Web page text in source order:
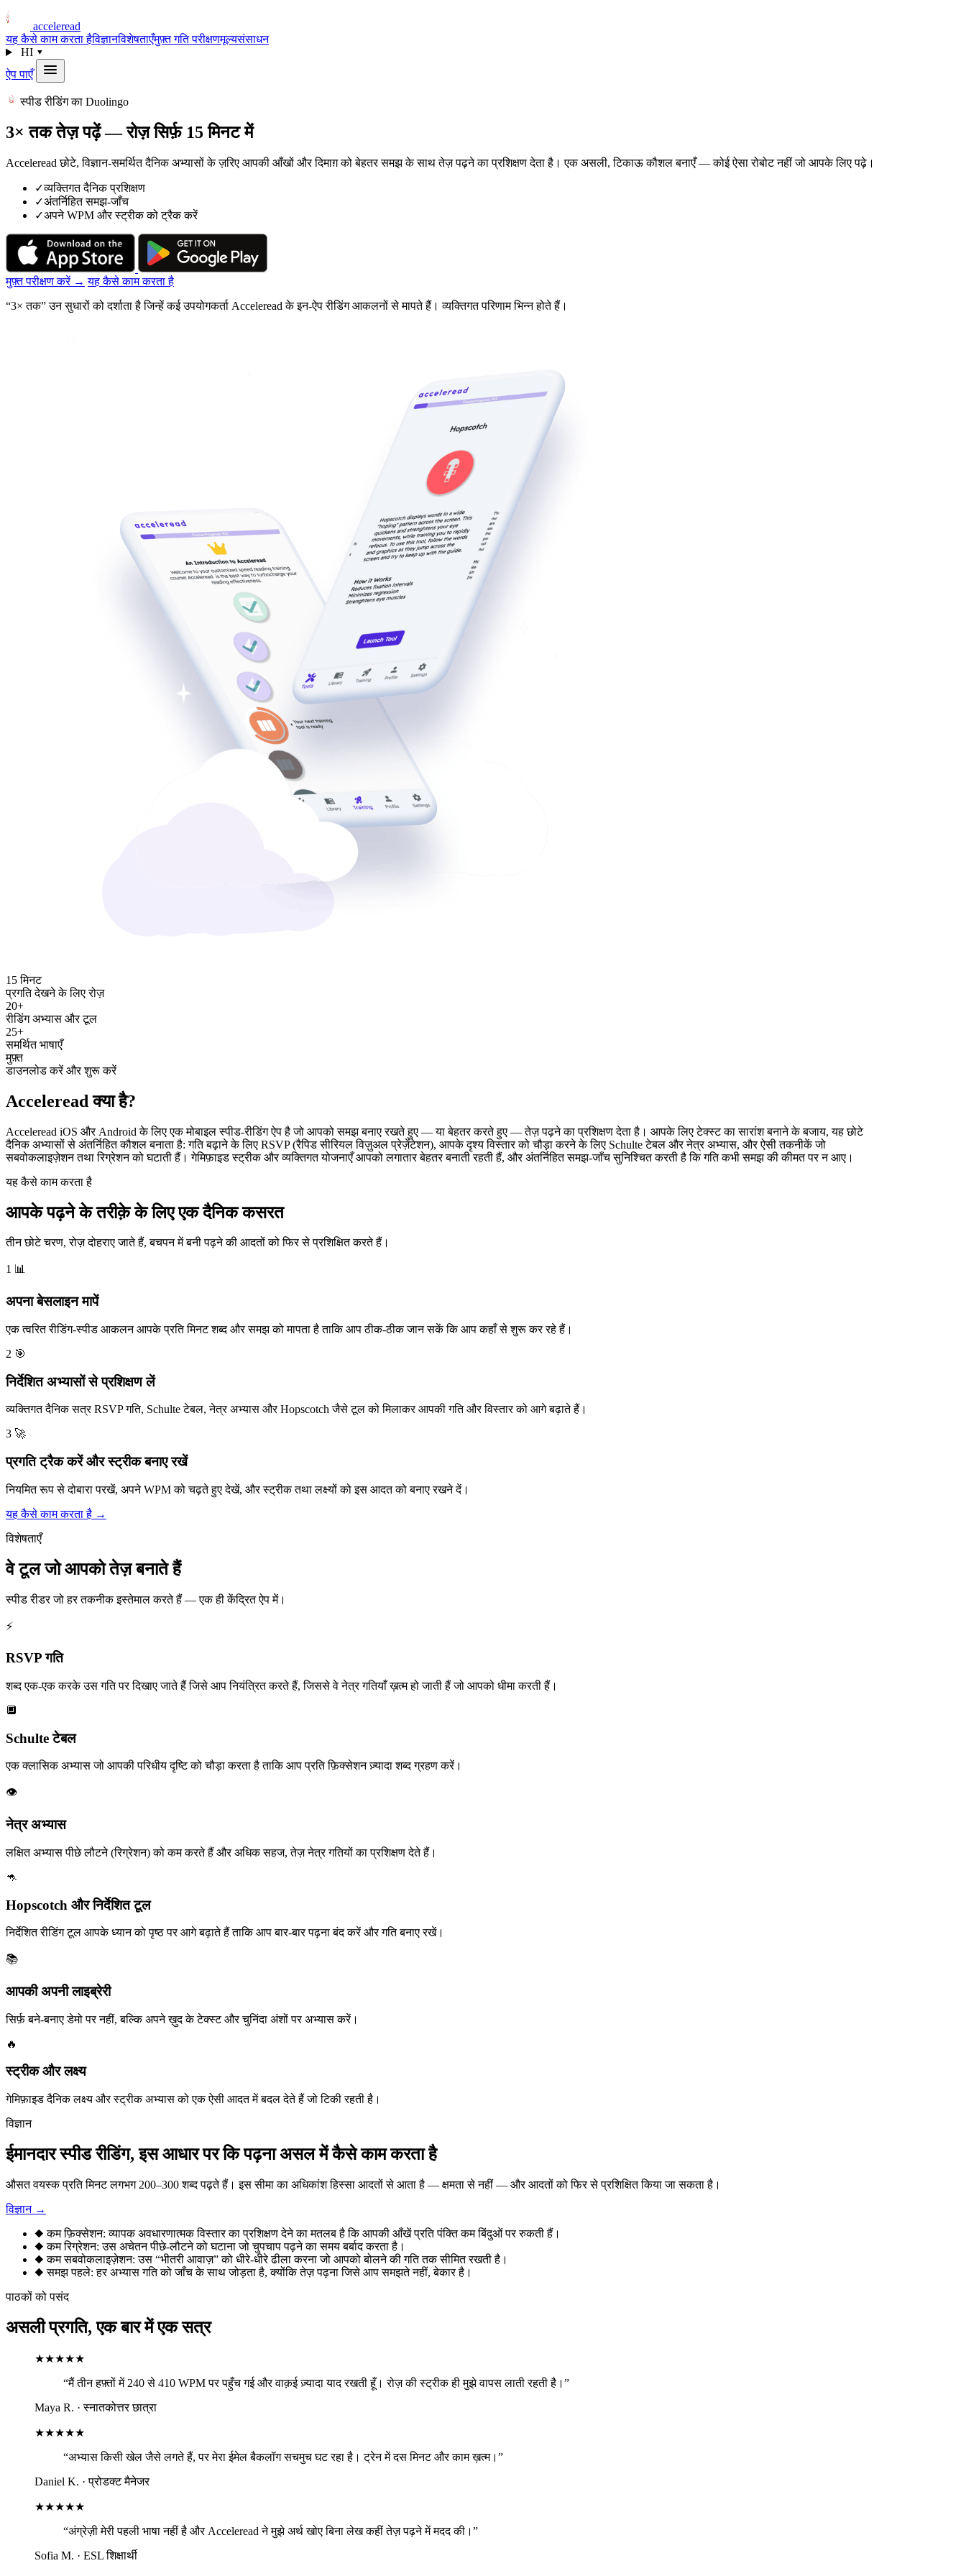
acceleread
यह कैसे काम करता हैविज्ञानविशेषताएँमुफ़्त गति परीक्षणमूल्यसंसाधन
HI ▾
ऐप पाएँ
स्पीड रीडिंग का Duolingo
3× तक तेज़ पढ़ें — रोज़ सिर्फ़ 15 मिनट में
Acceleread छोटे, विज्ञान-समर्थित दैनिक अभ्यासों के ज़रिए आपकी आँखों और दिमाग़ को बेहतर समझ के साथ तेज़ पढ़ने का प्रशिक्षण देता है। एक असली, टिकाऊ कौशल बनाएँ — कोई ऐसा रोबोट नहीं जो आपके लिए पढ़े।
✓व्यक्तिगत दैनिक प्रशिक्षण
✓अंतर्निहित समझ-जाँच
✓अपने WPM और स्ट्रीक को ट्रैक करें
मुफ़्त परीक्षण करें → यह कैसे काम करता है
“3× तक” उन सुधारों को दर्शाता है जिन्हें कई उपयोगकर्ता Acceleread के इन-ऐप रीडिंग आकलनों से मापते हैं। व्यक्तिगत परिणाम भिन्न होते हैं।
15 मिनट
प्रगति देखने के लिए रोज़
20+
रीडिंग अभ्यास और टूल
25+
समर्थित भाषाएँ
मुफ़्त
डाउनलोड करें और शुरू करें
Acceleread क्या है?
Acceleread iOS और Android के लिए एक मोबाइल स्पीड-रीडिंग ऐप है जो आपको समझ बनाए रखते हुए — या बेहतर करते हुए — तेज़ पढ़ने का प्रशिक्षण देता है। आपके लिए टेक्स्ट का सारांश बनाने के बजाय, यह छोटे
दैनिक अभ्यासों से अंतर्निहित कौशल बनाता है: गति बढ़ाने के लिए RSVP (रैपिड सीरियल विज़ुअल प्रेज़ेंटेशन), आपके दृश्य विस्तार को चौड़ा करने के लिए Schulte टेबल और नेत्र अभ्यास, और ऐसी तकनीकें जो
सबवोकलाइज़ेशन तथा रिग्रेशन को घटाती हैं। गेमिफ़ाइड स्ट्रीक और व्यक्तिगत योजनाएँ आपको लगातार बेहतर बनाती रहती हैं, और अंतर्निहित समझ-जाँच सुनिश्चित करती है कि गति कभी समझ की कीमत पर न आए।
यह कैसे काम करता है
आपके पढ़ने के तरीक़े के लिए एक दैनिक कसरत
तीन छोटे चरण, रोज़ दोहराए जाते हैं, बचपन में बनी पढ़ने की आदतों को फिर से प्रशिक्षित करते हैं।
1 📊
अपना बेसलाइन मापें
एक त्वरित रीडिंग-स्पीड आकलन आपके प्रति मिनट शब्द और समझ को मापता है ताकि आप ठीक-ठीक जान सकें कि आप कहाँ से शुरू कर रहे हैं।
2 🎯
निर्देशित अभ्यासों से प्रशिक्षण लें
व्यक्तिगत दैनिक सत्र RSVP गति, Schulte टेबल, नेत्र अभ्यास और Hopscotch जैसे टूल को मिलाकर आपकी गति और विस्तार को आगे बढ़ाते हैं।
3 🚀
प्रगति ट्रैक करें और स्ट्रीक बनाए रखें
नियमित रूप से दोबारा परखें, अपने WPM को चढ़ते हुए देखें, और स्ट्रीक तथा लक्ष्यों को इस आदत को बनाए रखने दें।
यह कैसे काम करता है →
विशेषताएँ
वे टूल जो आपको तेज़ बनाते हैं
स्पीड रीडर जो हर तकनीक इस्तेमाल करते हैं — एक ही केंद्रित ऐप में।
⚡
RSVP गति
शब्द एक-एक करके उस गति पर दिखाए जाते हैं जिसे आप नियंत्रित करते हैं, जिससे वे नेत्र गतियाँ ख़त्म हो जाती हैं जो आपको धीमा करती हैं।
🔲
Schulte टेबल
एक क्लासिक अभ्यास जो आपकी परिधीय दृष्टि को चौड़ा करता है ताकि आप प्रति फ़िक्सेशन ज़्यादा शब्द ग्रहण करें।
👁️
नेत्र अभ्यास
लक्षित अभ्यास पीछे लौटने (रिग्रेशन) को कम करते हैं और अधिक सहज, तेज़ नेत्र गतियों का प्रशिक्षण देते हैं।
🦘
Hopscotch और निर्देशित टूल
निर्देशित रीडिंग टूल आपके ध्यान को पृष्ठ पर आगे बढ़ाते हैं ताकि आप बार-बार पढ़ना बंद करें और गति बनाए रखें।
📚
आपकी अपनी लाइब्रेरी
सिर्फ़ बने-बनाए डेमो पर नहीं, बल्कि अपने ख़ुद के टेक्स्ट और चुनिंदा अंशों पर अभ्यास करें।
🔥
स्ट्रीक और लक्ष्य
गेमिफ़ाइड दैनिक लक्ष्य और स्ट्रीक अभ्यास को एक ऐसी आदत में बदल देते हैं जो टिकी रहती है।
विज्ञान
ईमानदार स्पीड रीडिंग, इस आधार पर कि पढ़ना असल में कैसे काम करता है
औसत वयस्क प्रति मिनट लगभग 200–300 शब्द पढ़ते हैं। इस सीमा का अधिकांश हिस्सा आदतों से आता है — क्षमता से नहीं — और आदतों को फिर से प्रशिक्षित किया जा सकता है।
विज्ञान →
◆ कम फ़िक्सेशन: व्यापक अवधारणात्मक विस्तार का प्रशिक्षण देने का मतलब है कि आपकी आँखें प्रति पंक्ति कम बिंदुओं पर रुकती हैं।
◆ कम रिग्रेशन: उस अचेतन पीछे-लौटने को घटाना जो चुपचाप पढ़ने का समय बर्बाद करता है।
◆ कम सबवोकलाइज़ेशन: उस “भीतरी आवाज़” को धीरे-धीरे ढीला करना जो आपको बोलने की गति तक सीमित रखती है।
◆ समझ पहले: हर अभ्यास गति को जाँच के साथ जोड़ता है, क्योंकि तेज़ पढ़ना जिसे आप समझते नहीं, बेकार है।
पाठकों को पसंद
असली प्रगति, एक बार में एक सत्र
★★★★★
“मैं तीन हफ़्तों में 240 से 410 WPM पर पहुँच गई और वाक़ई ज़्यादा याद रखती हूँ। रोज़ की स्ट्रीक ही मुझे वापस लाती रहती है।”
Maya R. ·स्नातकोत्तर छात्रा
★★★★★
“अभ्यास किसी खेल जैसे लगते हैं, पर मेरा ईमेल बैकलॉग सचमुच घट रहा है। ट्रेन में दस मिनट और काम ख़त्म।”
Daniel K. ·प्रोडक्ट मैनेजर
★★★★★
“अंग्रेज़ी मेरी पहली भाषा नहीं है और Acceleread ने मुझे अर्थ खोए बिना लेख कहीं तेज़ पढ़ने में मदद की।”
Sofia M. · ESL शिक्षार्थी